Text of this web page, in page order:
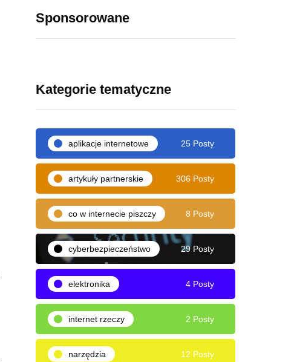
Sponsorowane
Kategorie tematyczne
aplikacje internetowe 25 Posty
artykuły partnerskie 306 Posty
co w internecie piszczy 8 Posty
cyberbezpieczeństwo 29 Posty
elektronika 4 Posty
internet rzeczy 2 Posty
narzędzia 12 Posty